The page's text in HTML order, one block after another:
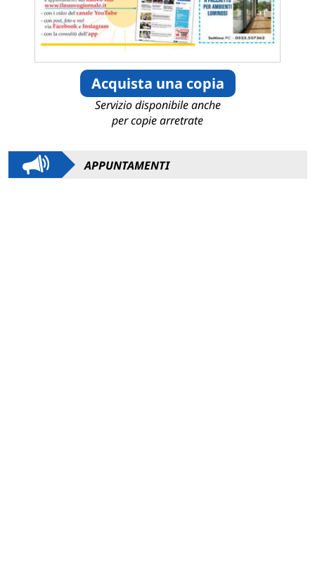
Acquista una copia
Servizio disponibile anche
per copie arretrate
APPUNTAMENTI